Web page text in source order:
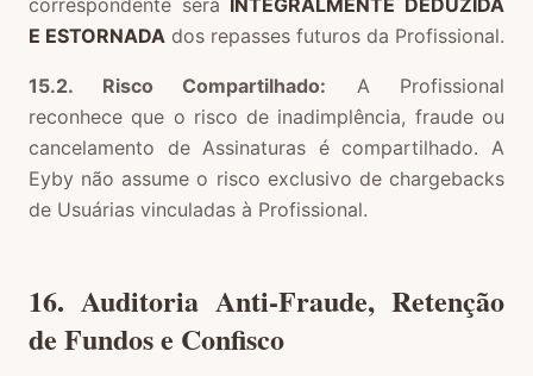
correspondente será INTEGRALMENTE DEDUZIDA
E ESTORNADA dos repasses futuros da Profissional.
15.2. Risco Compartilhado: A Profissional
reconhece que o risco de inadimplência, fraude ou
cancelamento de Assinaturas é compartilhado. A
Eyby não assume o risco exclusivo de chargebacks
de Usuárias vinculadas à Profissional.
16. Auditoria Anti-Fraude, Retenção
de Fundos e Confisco